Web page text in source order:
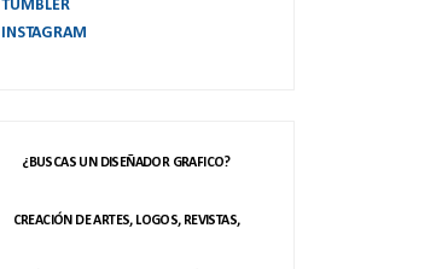
TUMBLER
INSTAGRAM
¿BUSCAS UN DISEÑADOR GRAFICO?
CREACIÓN DE ARTES, LOGOS, REVISTAS,